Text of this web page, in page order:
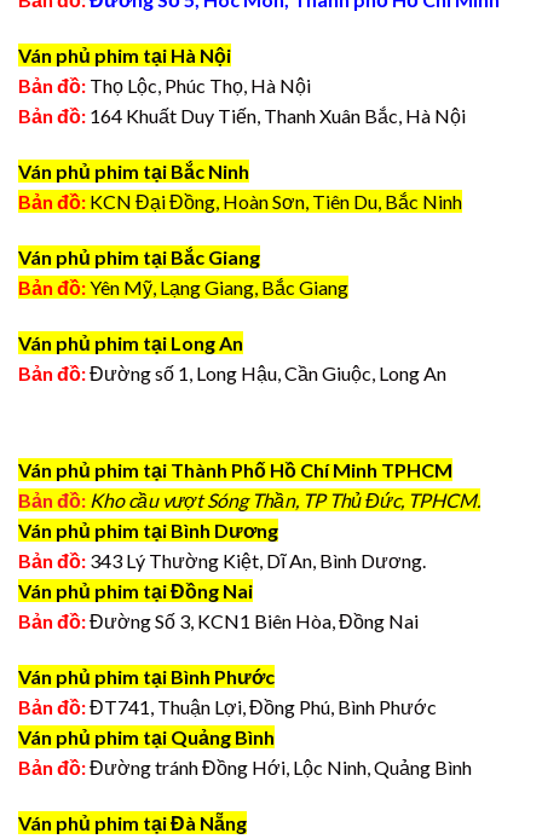
Ván phủ phim tại Hà Nội
Bản đồ: Thọ Lộc, Phúc Thọ, Hà Nội
Bản đồ: 164 Khuất Duy Tiến, Thanh Xuân Bắc, Hà Nội
Ván phủ phim tại Bắc Ninh
Bản đồ: KCN Đại Đồng, Hoàn Sơn, Tiên Du, Bắc Ninh
Ván phủ phim tại Bắc Giang
Bản đồ:Yên Mỹ, Lạng Giang, Bắc Giang
Ván phủ phim tại Long An
Bản đồ:Đường số 1, Long Hậu, Cần Giuộc, Long An
Ván phủ phim tại Thành Phố Hồ Chí Minh TPHCM
Bản đồ: Kho cầu vượt Sóng Thần, TP Thủ Đức, TPHCM.
Ván phủ phim tại Bình Dương
Bản đồ: 343 Lý Thường Kiệt, Dĩ An, Bình Dương.
Ván phủ phim tại Đồng Nai
Bản đồ:Đường Số 3, KCN1 Biên Hòa, Đồng Nai
Ván phủ phim tại Bình Phước
Bản đồ:ĐT741, Thuận Lợi, Đồng Phú, Bình Phước
Ván phủ phim tại Quảng Bình
Bản đồ:Đường tránh Đồng Hới, Lộc Ninh, Quảng Bình
Ván phủ phim tại Đà Nẵng